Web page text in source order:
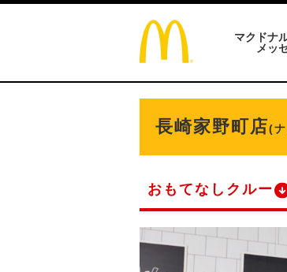
マクドナ
メッ
長崎家野町店(
おもてなしクルー